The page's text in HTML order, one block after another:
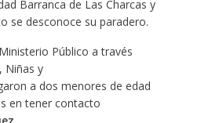
Barranca de Las Charcas y
se desconoce su paradero.
Público a través
Niñas y
a dos menores de edad
en tener contacto